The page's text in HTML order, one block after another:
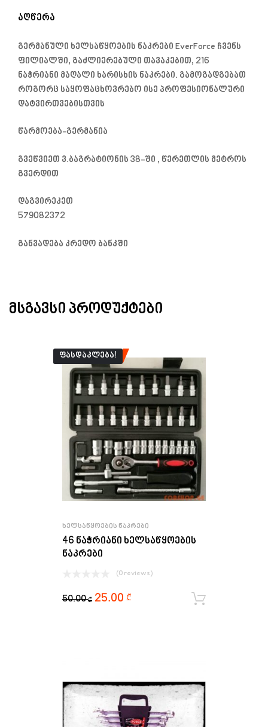
ᲐᲦᲬᲔᲠᲐ
გერმანული ხელსაწყოების ნაკრები EverForce ჩვენს
ფილიალში, გაძლიერებული თავაკებით, 216
ნაჭრიანი მაღალი ხარისხის ნაკრები. გამოგადგებათ
როგორც საყოფაცხოვრებო ისე პროფესიონალური
დატვირთვებისთვის
წარმოება-გერმანია
გვეწვიეთ ვ.ბაგრატიონის 38-ში , წერეთლის მეტროს
გვერდით
დაგვირეკეთ
579082372
განვადება კრედო ბანკში
ᲛᲡᲒᲐᲕᲡᲘ ᲞᲠᲝᲓᲣᲥᲢᲔᲑᲘ
ᲤᲐᲡᲓᲐᲙᲚᲔᲑᲐ!
ᲮᲔᲚᲡᲐᲬᲧᲝᲔᲑᲘᲡ ᲜᲐᲙᲠᲔᲑᲘ
46 ნაჭრიანი ხელსაწყოების
ნაკრები
(0 reviews)
50.00₾ 25.00 ₾